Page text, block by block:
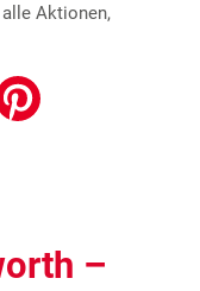
Aktionen,
–